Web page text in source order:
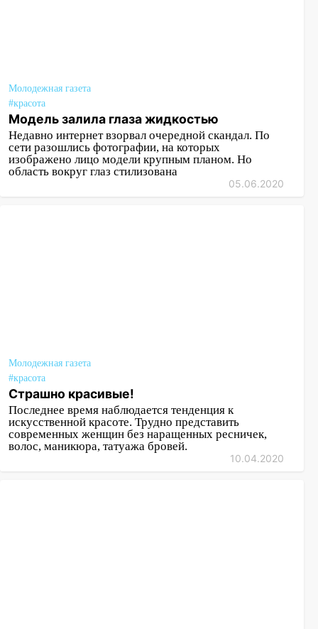
Молодежная газета
#красота
Модель залила глаза жидкостью
Недавно интернет взорвал очередной скандал. По
сети разошлись фотографии, на которых
изображено лицо модели крупным планом. Но
область вокруг глаз стилизована
05.06.2020
Молодежная газета
#красота
Страшно красивые!
Последнее время наблюдается тенденция к
искусственной красоте. Трудно представить
современных женщин без наращенных ресничек,
волос, маникюра, татуажа бровей.
10.04.2020